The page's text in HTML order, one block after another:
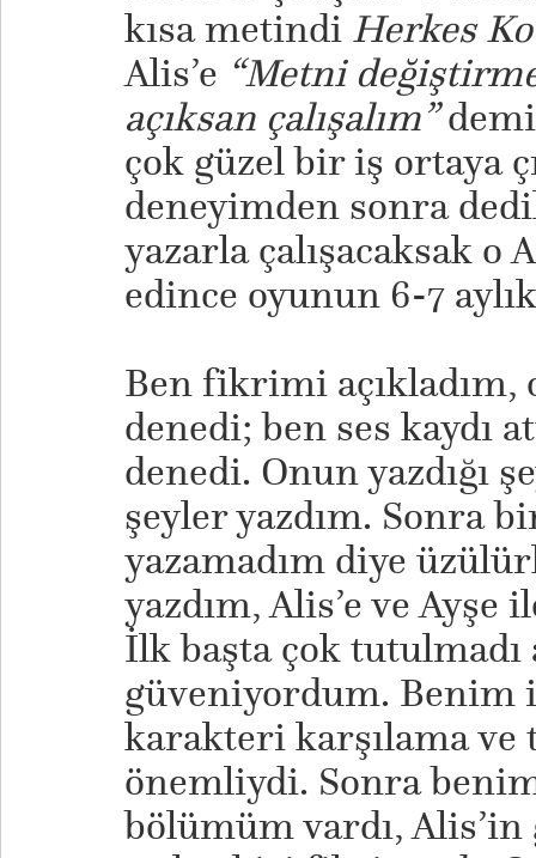
kısa metindi Herkes
Alis’e “Metni
açıksan çalışalım”
çok güzel bir iş ortaya
deneyimden sonra
yazarla çalışacaksak o
edince oyunun 6-7
​Ben fikrimi açıkladım,
denedi; ben ses kaydı
denedi. Onun yazdığı
şeyler yazdım. Sonra
yazamadım diye
yazdım, Alis’e ve Ayşe
İlk başta çok
güveniyordum. Benim
karakteri karşılama ve
önemliydi. Sonra
bölümüm vardı,